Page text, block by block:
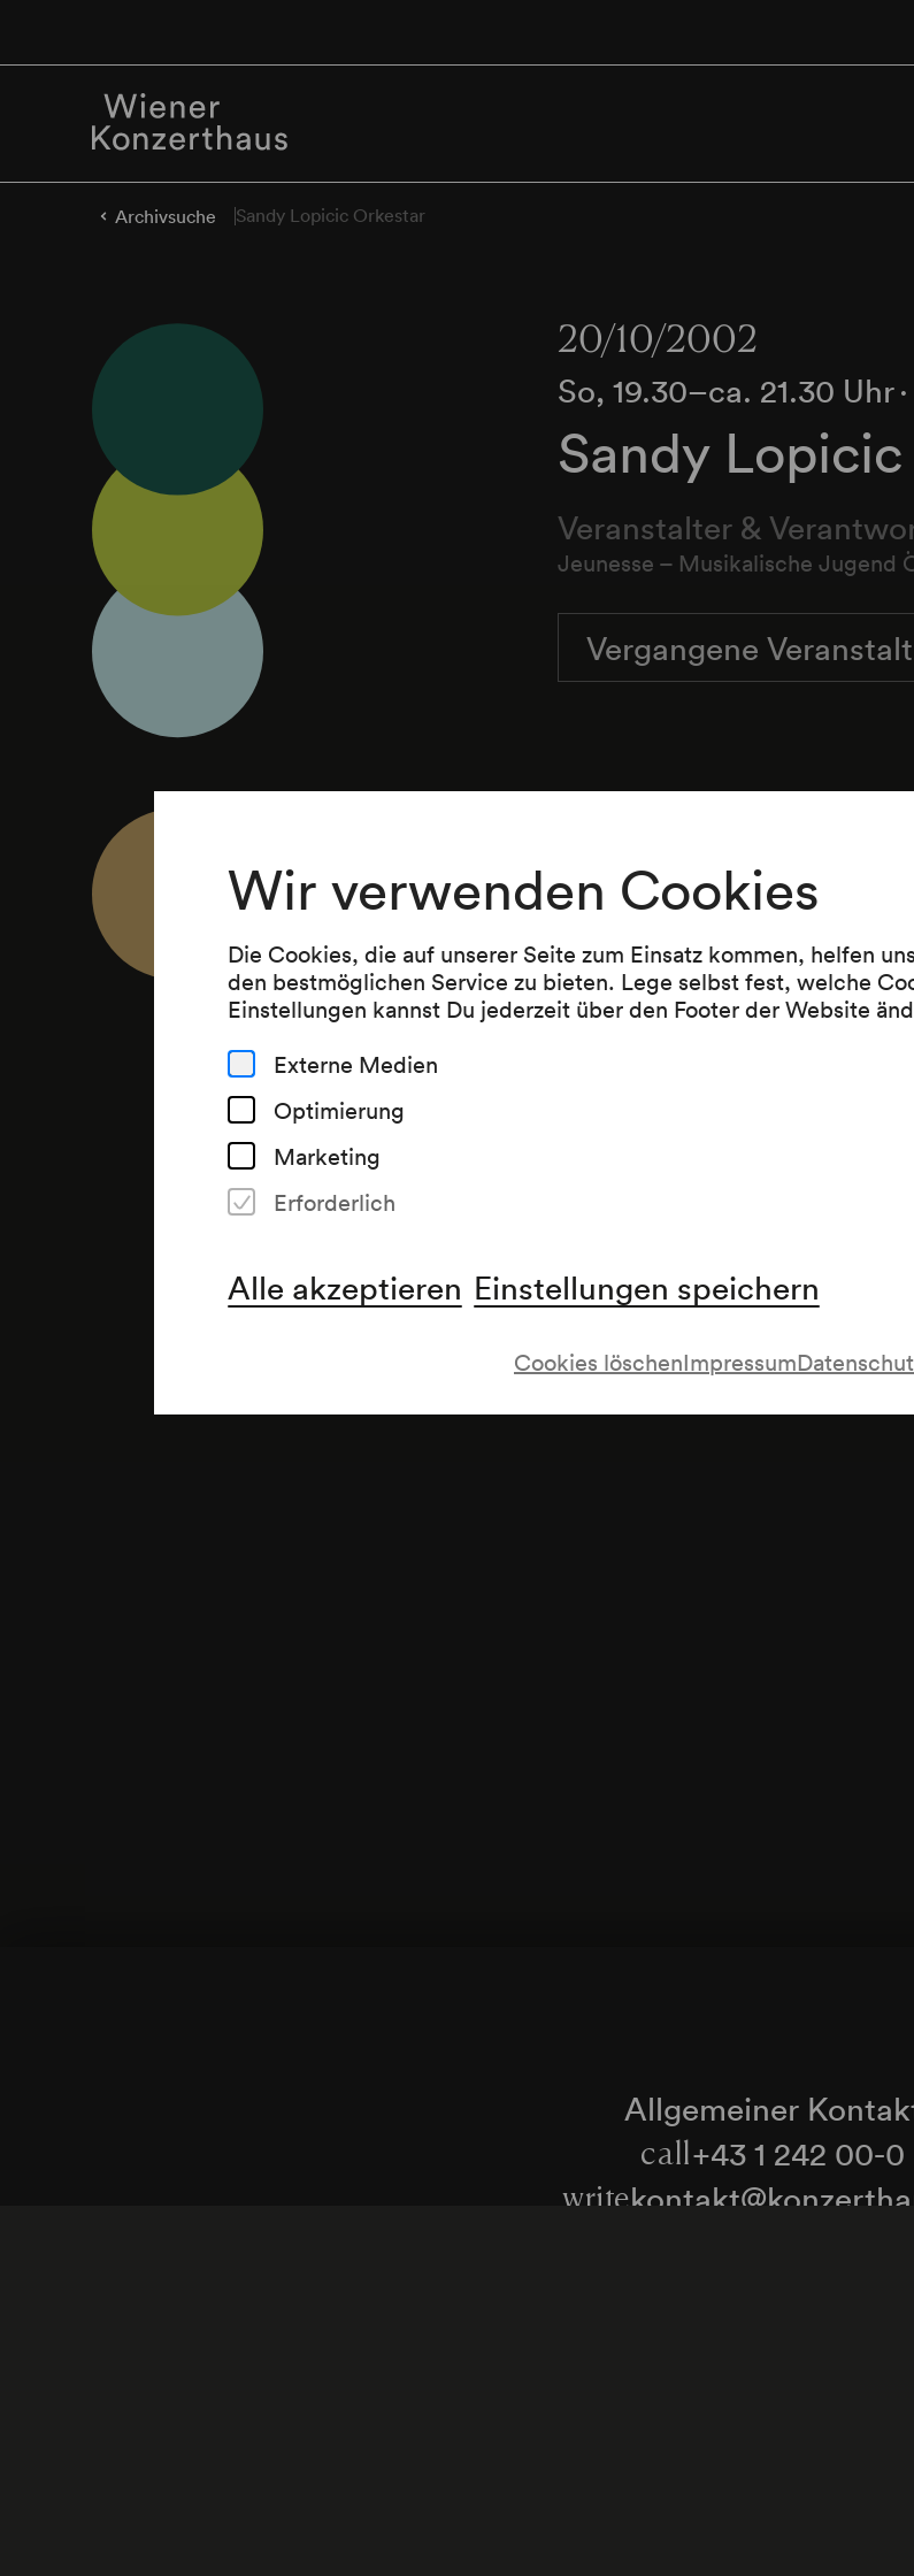
Wir verwenden Cookies
Die Cookies, die auf unserer Seite zum Einsatz kommen, helfen
den bestmöglichen Service zu bieten. Lege selbst fest, welche
Einstellungen kannst Du jederzeit über den Footer der Website
Externe Medien
Optimierung
Marketing
Erforderlich
Alle akzeptieren Einstellungen speichern
Cookies löschenImpressum
Archivsuche Sandy Lopicic Orkestar
20/10/2002
So, 19.30–ca. 21.30 Uhr∙
Sandy
Veranstalter &
Jeunesse – Musikalische Jugend
Vergangene
Sandy Lopicic Orkestar
Programm
Fremde Welten | grenzenlos
Zyklus E, Erstes Saisonkonzert; Zyklus @;
Allgemeiner
call+43 1 242 00-0
write